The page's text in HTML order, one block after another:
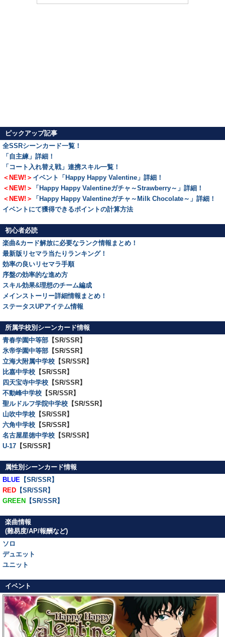
ピックアップ記事
全SSRシーンカード一覧！
「自主練」詳細！
「コート入れ替え戦」連携スキル一覧！
＜NEW!＞ イベント「Happy Happy Valentine」詳細！
＜NEW!＞
「Happy Happy Valentineガチャ～Strawberry～」詳細！
＜NEW!＞
「Happy Happy Valentineガチャ～Milk Chocolate～」詳細！
イベントにて獲得できるポイントの計算方法
初心者必読
楽曲&カード解放に必要なランク情報まとめ！
最新版リセマラ当たりランキング！
効率の良いリセマラ手順
序盤の効率的な進め方
スキル効果&理想のチーム編成
メインストーリー詳細情報まとめ！
ステータスUPアイテム情報
所属学校別シーンカード情報
青春学園中等部 【SR/SSR】
氷帝学園中等部 【SR/SSR】
立海大附属中学校 【SR/SSR】
比嘉中学校 【SR/SSR】
四天宝寺中学校 【SR/SSR】
不動峰中学校 【SR/SSR】
聖ルドルフ学院中学校 【SR/SSR】
山吹中学校 【SR/SSR】
六角中学校 【SR/SSR】
名古屋星徳中学校 【SR/SSR】
U-17 【SR/SSR】
属性別シーンカード情報
BLUE 【SR/SSR】
RED 【SR/SSR】
GREEN 【SR/SSR】
楽曲情報
(難易度/AP/報酬など)
ソロ
デュエット
ユニット
イベント